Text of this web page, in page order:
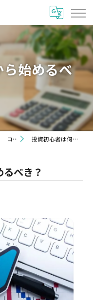
始めるべ
コラム 投資初心者は何から始めるべき？
べき？